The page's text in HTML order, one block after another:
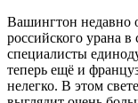
Вашингтон недавно
российского урана
специалисты
теперь ещё и
нелегко. В этом